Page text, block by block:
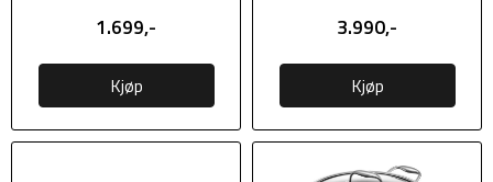
1.699,-
Kjøp
3.990,-
Kjøp